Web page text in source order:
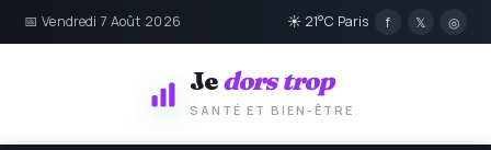
📅 Vendredi 7 Août 2026 ☀ 21°C Paris f 𝕏 ◎
Jedors trop
SANTÉ ET BIEN-ÊTRE